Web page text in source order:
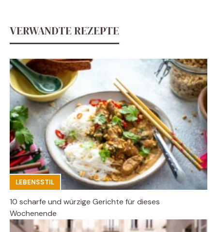
VERWANDTE REZEPTE
LEBENSSTIL
10 scharfe und würzige Gerichte für dieses
Wochenende